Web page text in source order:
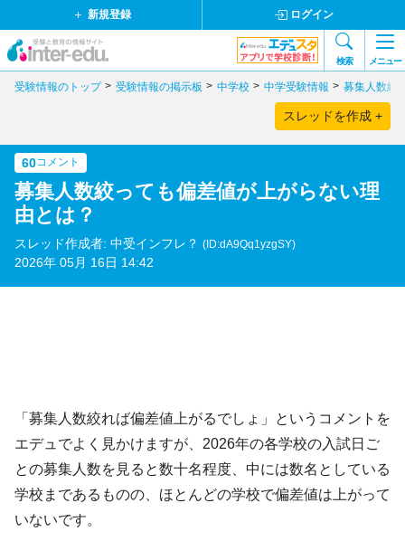
新規登録 ログイン
検索 メニュー
受験情報のトップ 受験情報の掲示板 中学校 中学受験情報 募集人数絞
スレッドを作成 +
60コメント
募集人数絞っても偏差値が上がらない理
由とは？
スレッド作成者: 中受インフレ？ (ID:dA9Qq1yzgSY)
2026年 05月 16日 14:42
「募集人数絞れば偏差値上がるでしょ」というコメントを
エデュでよく見かけますが、2026年の各学校の入試日ご
との募集人数を見ると数十名程度、中には数名としている
学校まであるものの、ほとんどの学校で偏差値は上がって
いないです。